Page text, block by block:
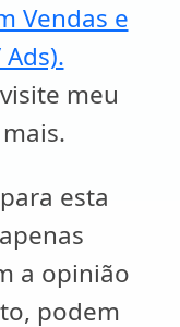
Vendas e
meu
esta
a opinião
podem